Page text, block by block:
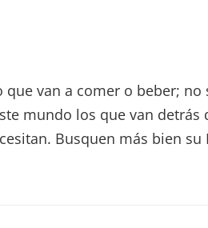
van a comer o beber; no
mundo los que van detrás
Busquen más bien su